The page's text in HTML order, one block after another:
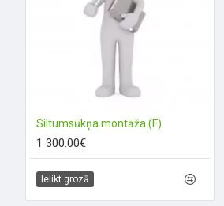
Siltumsūkņa montāža (F)
1 300.00€
Ielikt grozā